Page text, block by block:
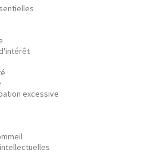
excessive